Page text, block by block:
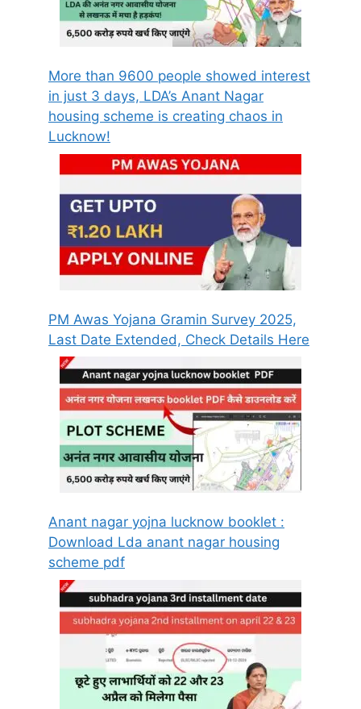
More than 9600 people showed interest
in just 3 days, LDA’s Anant Nagar
housing scheme is creating chaos in
Lucknow!
PM Awas Yojana Gramin Survey 2025,
Last Date Extended, Check Details Here
Anant nagar yojna lucknow booklet :
Download Lda anant nagar housing
scheme pdf